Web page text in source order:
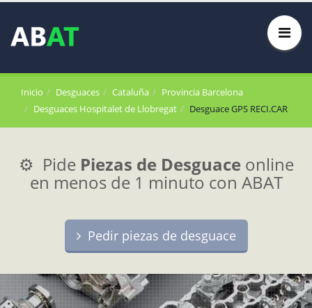
Inicio Desguaces Cataluña
Provincia Barcelona
Desguaces Hospitalet de Llobregat
Desguace GPS RECI.CAR
⚙️ Pide Piezas de Desguace online
en menos de 1 minuto con ABAT
Pedir piezas de desguace